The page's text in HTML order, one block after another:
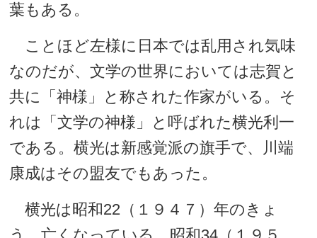
葉もある。
ことほど左様に日本では乱用され気味
なのだが、文学の世界においては志賀と
共に「神様」と称された作家がいる。そ
れは「文学の神様」と呼ばれた横光利一
である。横光は新感覚派の旗手で、川端
康成はその盟友でもあった。
横光は昭和22（１９４７）年のきょ